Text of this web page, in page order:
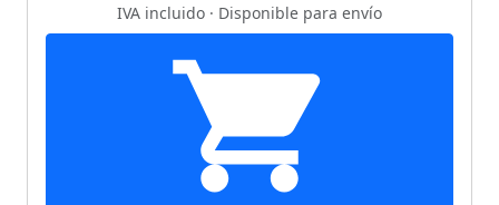
IVA incluido · Disponible para envío